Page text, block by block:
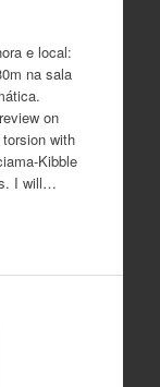
e local:
na sala
on
with
Kibble
I will…